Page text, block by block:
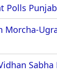
Polls
Morcha-
Sabha